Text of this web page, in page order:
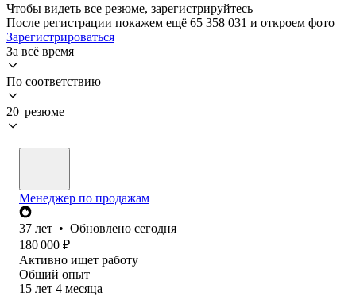
Чтобы видеть все резюме, зарегистрируйтесь
После регистрации покажем ещё 65 358 031 и откроем фото
Зарегистрироваться
За всё время
По соответствию
20 резюме
Менеджер по продажам
37 лет • Обновлено сегодня
180 000 ₽
Активно ищет работу
Общий опыт
15 лет 4 месяца